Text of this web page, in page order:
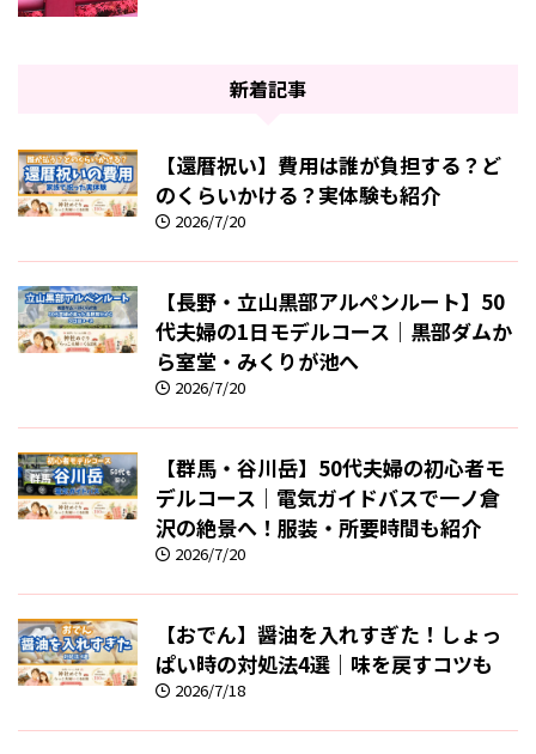
新着記事
【還暦祝い】費用は誰が負担する？ど
のくらいかける？実体験も紹介
2026/7/20
【長野・立山黒部アルペンルート】50
代夫婦の1日モデルコース｜黒部ダムか
ら室堂・みくりが池へ
2026/7/20
【群馬・谷川岳】50代夫婦の初心者モ
デルコース｜電気ガイドバスで一ノ倉
沢の絶景へ！服装・所要時間も紹介
2026/7/20
【おでん】醤油を入れすぎた！しょっ
ぱい時の対処法4選｜味を戻すコツも
2026/7/18